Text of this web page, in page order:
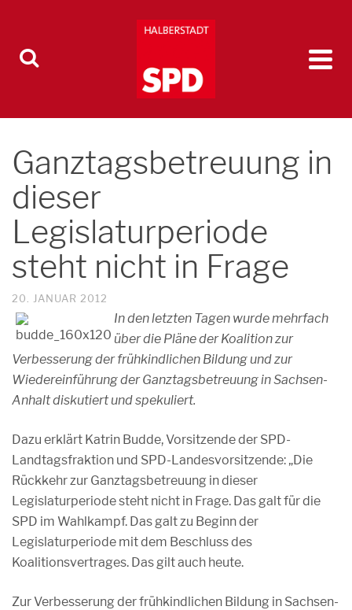
Ganztagsbetreuung in
dieser
Legislaturperiode
steht nicht in Frage
20. JANUAR 2012
In den letzten Tagen wurde mehrfach
über die Pläne der Koalition zur
Verbesserung der frühkindlichen Bildung und zur
Wiedereinführung der Ganztagsbetreuung in Sachsen-
Anhalt diskutiert und spekuliert.
Dazu erklärt Katrin Budde, Vorsitzende der SPD-
Landtagsfraktion und SPD-Landesvorsitzende: „Die
Rückkehr zur Ganztagsbetreuung in dieser
Legislaturperiode steht nicht in Frage. Das galt für die
SPD im Wahlkampf. Das galt zu Beginn der
Legislaturperiode mit dem Beschluss des
Koalitionsvertrages. Das gilt auch heute.
Zur Verbesserung der frühkindlichen Bildung in Sachsen-